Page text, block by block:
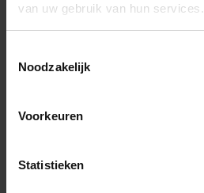
van uw gebruik van hun services.
Noodzakelijk
Voorkeuren
Statistieken